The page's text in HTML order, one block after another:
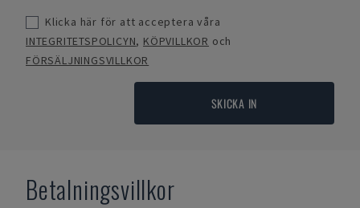
Klicka här för att acceptera våra
INTEGRITETSPOLICYN, KÖPVILLKOR och
FÖRSÄLJNINGSVILLKOR
SKICKA IN
Betalningsvillkor